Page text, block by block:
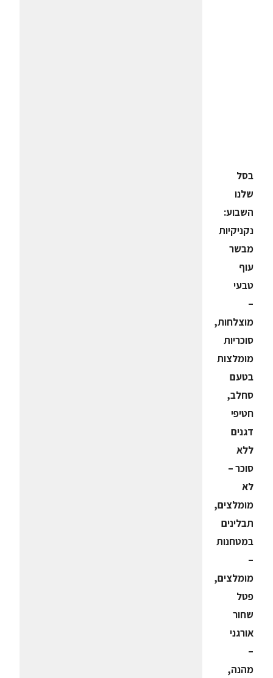
בסל
שלנו
השבוע:
נקניקיות
מבשר
עוף
טבעי
–
מוצלחות,
סוכריות
מומלצות
בטעם
סחלב,
חטיפי
דגנים
ללא
סוכר –
לא
מומלצים,
תבלינים
במטחנות
–
מומלצים,
פטל
שחור
אורגני
–
מהנה,